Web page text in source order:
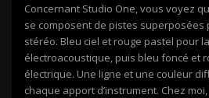
Concernant Studio One, vous voyez
se composent de pistes
stéréo. Bleu ciel et rouge pastel pour
électroacoustique, puis bleu foncé et
électrique. Une ligne et une couleur
chaque apport d’instrument. Chez